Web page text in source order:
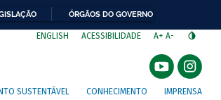
ÓRGÃOS DO GOVERNO
ENGLISH ACESSIBILIDADE A+ A-
SUSTENTÁVEL CONHECIMENTO IMPRENSA